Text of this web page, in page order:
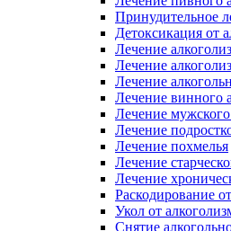
Принудительное
Детоксикация от
Лечение
Лечение
Лечение
Лечение винного
Лечение
Лечение
Лечение похмелья
Лечение
Лечение
Раскодирование
Укол от
Снятие